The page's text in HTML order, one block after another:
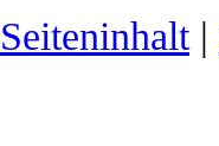
Seiteninhalt|